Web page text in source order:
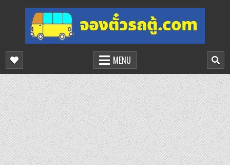
content
จองตั๋วรถตู้ออนไลน์
บริการจองตั๋วรถตู้ออนไลน์
MENU